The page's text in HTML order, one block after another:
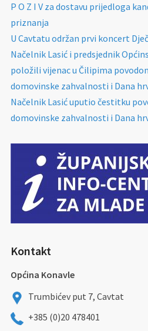
P O Z I V za dostavu prijedloga
priznanja
U Cavtatu održan prvi koncert
Načelnik Lasić i predsjednik
položili vijenac u Čilipima
domovinske zahvalnosti i Dana
Načelnik Lasić uputio čestitku
domovinske zahvalnosti i Dana
Kontakt
Općina Konavle
Trumbićev put 7, Cavtat
+385 (0)20 478401